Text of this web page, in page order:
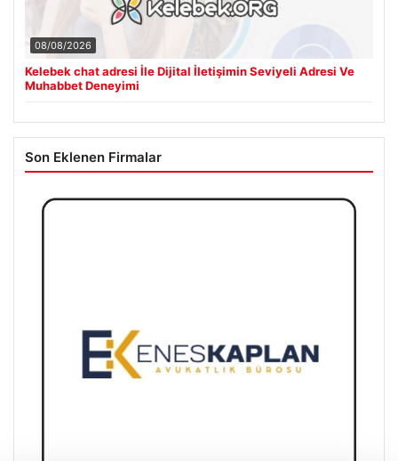
08/08/2026
Kelebek chat adresi İle Dijital İletişimin Seviyeli Adresi Ve
Muhabbet Deneyimi
Son Eklenen Firmalar